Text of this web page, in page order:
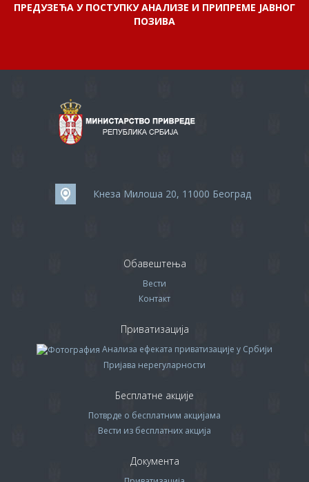
ПРЕДУЗЕЋА У ПОСТУПКУ АНАЛИЗЕ И ПРИПРЕМЕ ЈАВНОГ
ПОЗИВА
Кнеза Милоша 20, 11000 Београд
Обавештења
Вести
Контакт
Приватизација
Анализа ефеката приватизације у Србији
Пријава нерегуларности
Бесплатне акције
Потврде о бесплатним акцијама
Вести из бесплатних акција
Документа